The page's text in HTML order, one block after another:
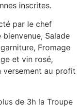
inscrites.
par le chef
Salade
Fromage
et vin rosé,
versement au profit
de 3h la Troupe